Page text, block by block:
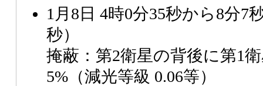
1月8日 4時0分35秒から8分7
秒）
掩蔽：第2衛星の背後に第1
5%（減光等級 0.06等）